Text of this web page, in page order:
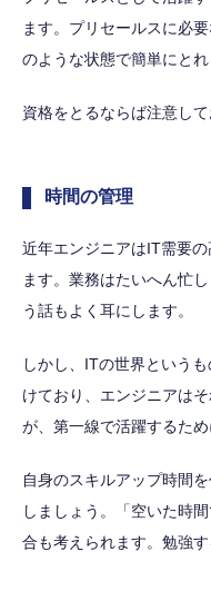
ます。プリセールスに必
のような状態で簡単にと
資格をとるならば注意し
時間の管理
近年エンジニアはIT需要
ます。業務はたいへん忙
う話もよく耳にします。
しかし、ITの世界という
けており、エンジニアは
が、第一線で活躍するた
自身のスキルアップ時間
しましょう。「空いた時
合も考えられます。勉強